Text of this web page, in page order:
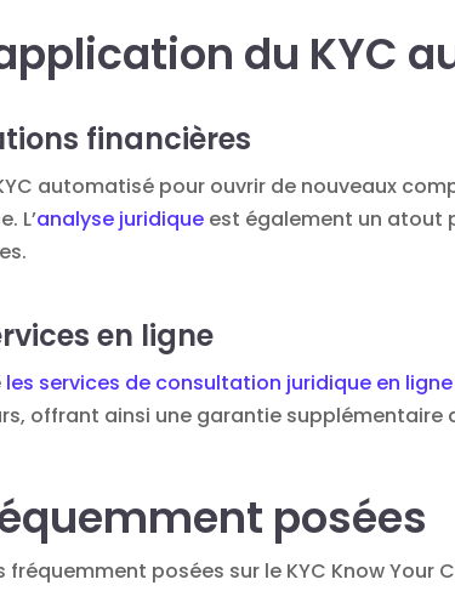
du KYC
financières
automatisé pour ouvrir de nouveaux
L’analyse juridique est également un atout
en ligne
les services de consultation juridique en ligne
offrant ainsi une garantie supplémentaire
posées
posées sur le KYC Know Your